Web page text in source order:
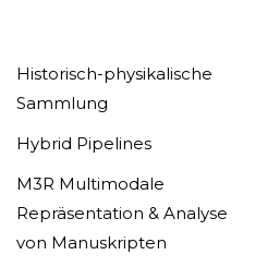
Historisch-physikalische
Sammlung
Hybrid Pipelines
M3R Multimodale
Repräsentation & Analyse
von Manuskripten